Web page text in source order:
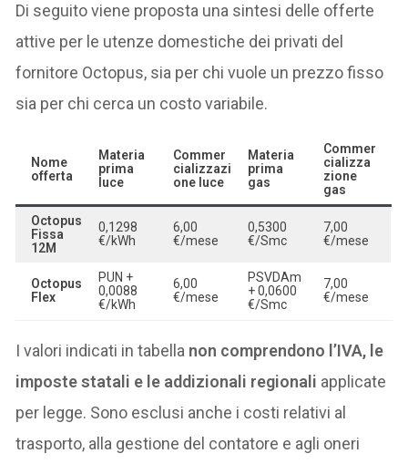
Di seguito viene proposta una sintesi delle offerte
attive per le utenze domestiche dei privati del
fornitore Octopus, sia per chi vuole un prezzo fisso
sia per chi cerca un costo variabile.
Nome
offerta
Materia
prima
luce
Commer
cializzazi
one luce
Materia
prima
gas
Commer
cializza
zione
gas
Octopus
Fissa
12M
0,1298
€/kWh
6,00
€/mese
0,5300
€/Smc
7,00
€/mese
Octopus
Flex
PUN +
0,0088
€/kWh
6,00
€/mese
PSVDAm
+ 0,0600
€/Smc
7,00
€/mese
I valori indicati in tabella non comprendono l’IVA, le
imposte statali e le addizionali regionali applicate
per legge. Sono esclusi anche i costi relativi al
trasporto, alla gestione del contatore e agli oneri